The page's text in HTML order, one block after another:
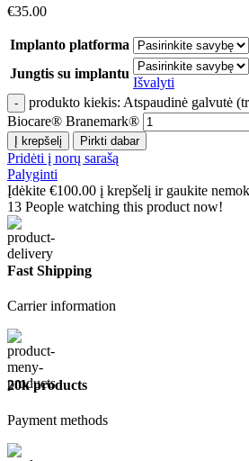
€35.00
Implanto platforma
Jungtis su implantu
Išvalyti
produkto kiekis: Atspaudinė galvutė
Biocare® Branemark®
Į krepšelį Pirkti dabar
Pridėti į norų sarašą
Palyginti
Įdėkite €100.00 į krepšelį ir gaukite
13 People watching this product now!
Fast Shipping
Carrier information
20k products
Payment methods